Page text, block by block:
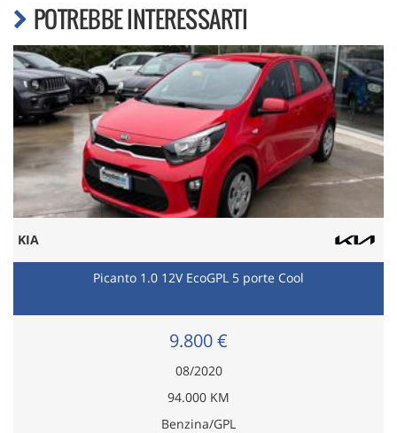
POTREBBE INTERESSARTI
KIA
Picanto 1.0 12V EcoGPL 5 porte Cool
9.800 €
08/2020
94.000 KM
Benzina/GPL